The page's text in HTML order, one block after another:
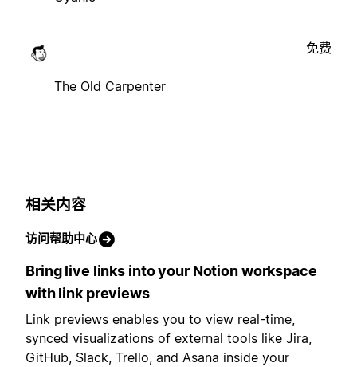
The Old Carpenter
免费
相关内容
访问帮助中心
Bring live links into your Notion workspace
with link previews
Link previews enables you to view real-time,
synced visualizations of external tools like Jira,
GitHub, Slack, Trello, and Asana inside your